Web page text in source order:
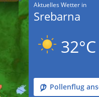
Aktuelles Wetter in
Srebarna
32°C
Pollenflug